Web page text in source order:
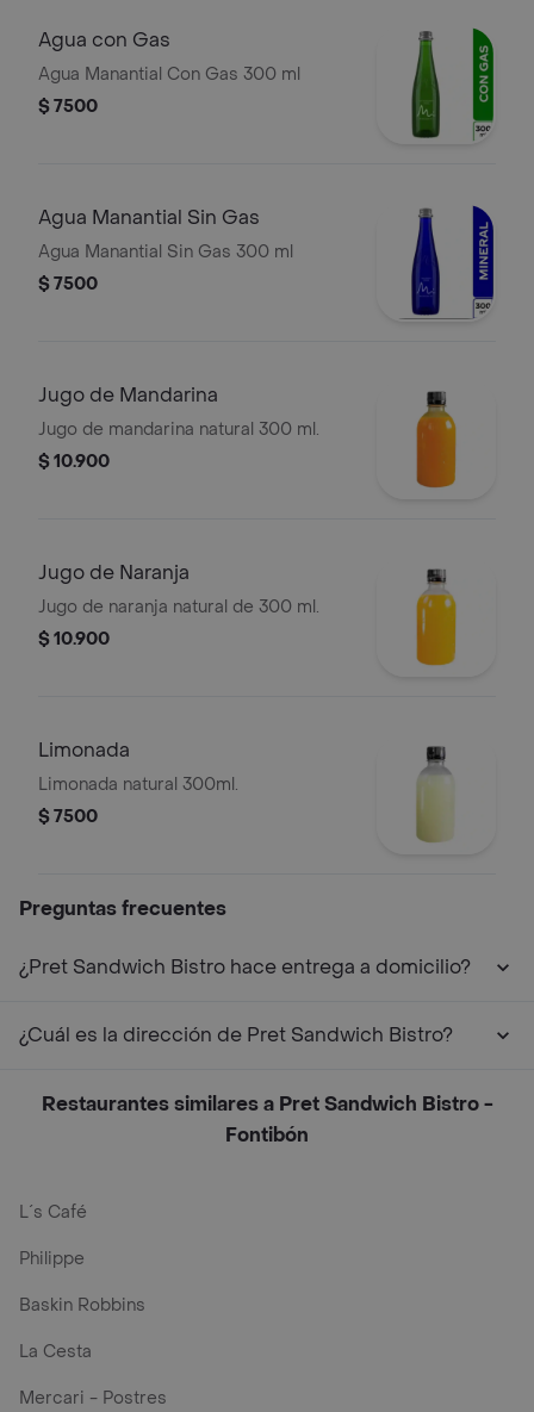
Agua con Gas
Agua Manantial Con Gas 300 ml
$ 7500
Agua Manantial Sin Gas
Agua Manantial Sin Gas 300 ml
$ 7500
Jugo de Mandarina
Jugo de mandarina natural 300 ml.
$ 10.900
Jugo de Naranja
Jugo de naranja natural de 300 ml.
$ 10.900
Limonada
Limonada natural 300ml.
$ 7500
Preguntas frecuentes
¿Pret Sandwich Bistro hace entrega a domicilio?
¿Cuál es la dirección de Pret Sandwich Bistro?
Restaurantes similares a Pret Sandwich Bistro -
Fontibón
L´s Café
Philippe
Baskin Robbins
La Cesta
Mercari - Postres